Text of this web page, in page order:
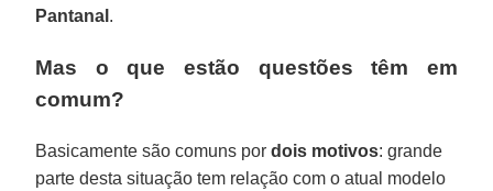
Pantanal .
Mas o que estão questões têm em
comum?
Basicamente são comuns pordois motivos: grande
parte desta situação tem relação com o atual modelo